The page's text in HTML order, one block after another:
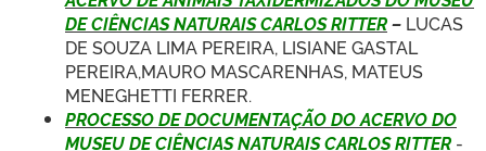
DE CIÊNCIAS NATURAIS CARLOS RITTER– LUCAS
DE SOUZA LIMA PEREIRA, LISIANE GASTAL
PEREIRA,MAURO MASCARENHAS, MATEUS
MENEGHETTI FERRER.
PROCESSO DE DOCUMENTAÇÃO DO ACERVO DO
MUSEU DE CIÊNCIAS NATURAIS CARLOS RITTER -